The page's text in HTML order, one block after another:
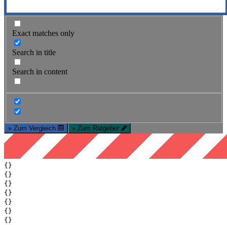
Exact matches only
Search in title
Search in content
» Zum Vergleich » Zum Ratgeber
{}
{}
{}
{}
{}
{}
{}